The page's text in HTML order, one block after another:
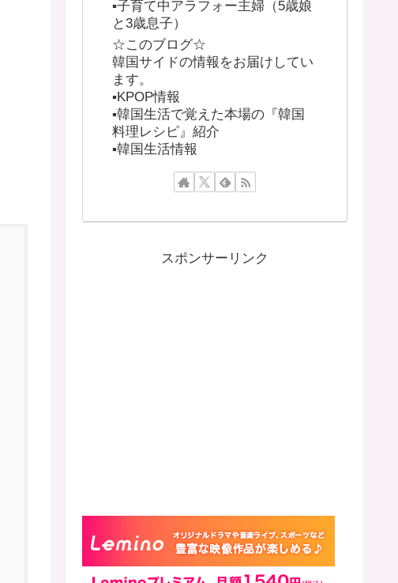
▪︎子育て中アラフォー主婦（5歳娘
と3歳息子）
☆このブログ☆
韓国サイドの情報をお届けしてい
ます。
▪︎KPOP情報
▪︎韓国生活で覚えた本場の『韓国
料理レシピ』紹介
▪︎韓国生活情報
スポンサーリンク